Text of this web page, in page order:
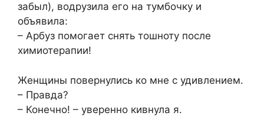
забыл), водрузила его на тумбочку и
объявила:
– Арбуз помогает снять тошноту после
химиотерапии!
Женщины повернулись ко мне с удивлением.
– Правда?
– Конечно! – уверенно кивнула я.